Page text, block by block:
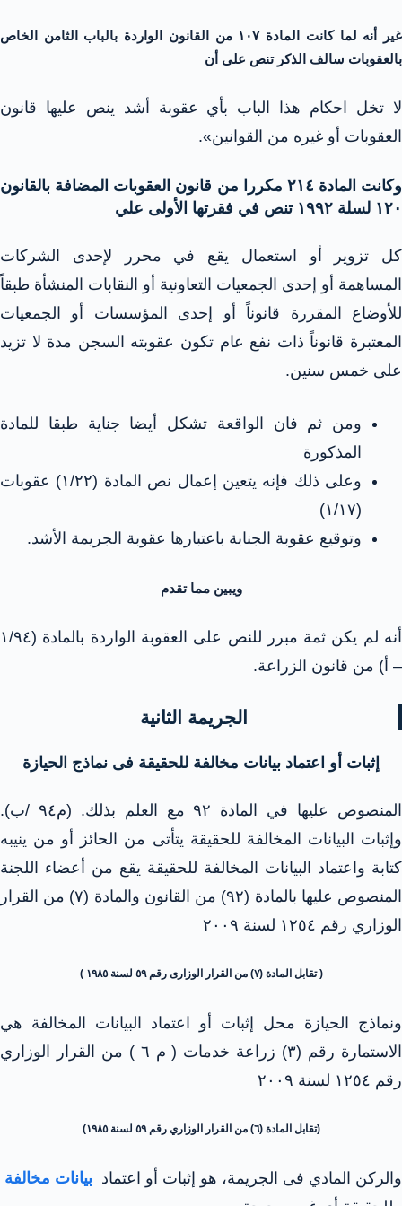
غير أنه لما كانت المادة ۱۰۷ من القانون الواردة بالباب الثامن الخاص
بالعقوبات سالف الذكر تنص على أن
لا تخل احكام هذا الباب بأي عقوبة أشد ينص عليها قانون
العقوبات أو غيره من القوانين».
وكانت المادة ٢١٤ مكررا من قانون العقوبات المضافة بالقانون
۱۲۰ لسلة ۱۹۹۲ تنص في فقرتها الأولى علي
كل تزوير أو استعمال يقع في محرر لإحدى الشركات
المساهمة أو إحدى الجمعيات التعاونية أو النقابات المنشأة طبقاً
للأوضاع المقررة قانوناً أو إحدى المؤسسات أو الجمعيات
المعتبرة قانوناً ذات نفع عام تكون عقوبته السجن مدة لا تزيد
على خمس سنين.
ومن ثم فان الواقعة تشكل أيضا جناية طبقا للمادة
المذكورة
وعلى ذلك فإنه يتعين إعمال نص المادة (۱/۲۲) عقوبات
(١/١٧)
وتوقيع عقوبة الجنابة باعتبارها عقوبة الجريمة الأشد.
ويبين مما تقدم
أنه لم يكن ثمة مبرر للنص على العقوبة الواردة بالمادة (١/٩٤
– أ) من قانون الزراعة.
الجريمة الثانية
إثبات أو اعتماد بيانات مخالفة للحقيقة فى نماذج الحيازة
المنصوص عليها في المادة ۹۲ مع العلم بذلك. (م٩٤ /ب).
وإثبات البيانات المخالفة للحقيقة يتأتى من الحائز أو من ينيبه
كتابة واعتماد البيانات المخالفة للحقيقة يقع من أعضاء اللجنة
المنصوص عليها بالمادة (۹۲) من القانون والمادة (۷) من القرار
الوزاري رقم ۱۲٥٤ لسنة ۲۰۰۹
( تقابل المادة (۷) من القرار الوزارى رقم ٥٩ لسنة ١٩٨٥ )
ونماذج الحيازة محل إثبات أو اعتماد البيانات المخالفة هي
الاستمارة رقم (۳) زراعة خدمات ( م ٦ ) من القرار الوزاري
رقم ١٢٥٤ لسنة ٢٠٠٩
(تقابل المادة (٦) من القرار الوزاري رقم ٥٩ لسنة ١٩٨٥)
والركن المادي فى الجريمة، هو إثبات أو اعتماد بيانات مخالفة